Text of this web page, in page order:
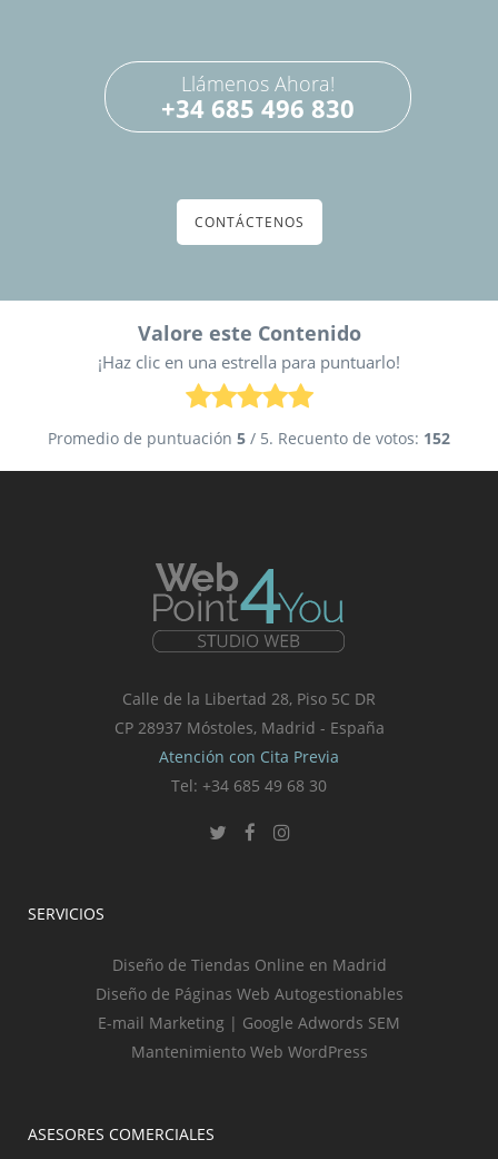
Llámenos Ahora!
+34 685 496 830
CONTÁCTENOS
Valore este Contenido
¡Haz clic en una estrella para puntuarlo!
Promedio de puntuación 5 / 5. Recuento de votos: 152
Calle de la Libertad 28, Piso 5C DR
CP 28937 Móstoles, Madrid - España
Atención con Cita Previa
Tel: +34 685 49 68 30
SERVICIOS
Diseño de Tiendas Online en Madrid
Diseño de Páginas Web Autogestionables
E-mail Marketing | Google Adwords SEM
Mantenimiento Web WordPress
ASESORES COMERCIALES